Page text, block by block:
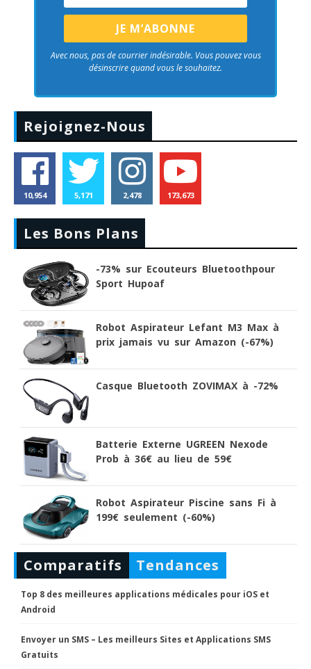
Avec nous, pas de courrier indésirable. Vous pouvez vous
désinscrire quand vous le souhaitez.
Rejoignez-Nous
10,954 5,171 2,478 173,673
Les Bons Plans
-73% sur Ecouteurs Bluetoothpour
Sport Hupoaf
Robot Aspirateur Lefant M3 Max à
prix jamais vu sur Amazon (-67%)
Casque Bluetooth ZOVIMAX à -72%
Batterie Externe UGREEN Nexode
Prob à 36€ au lieu de 59€
Robot Aspirateur Piscine sans Fi à
199€ seulement (-60%)
Comparatifs Tendances
Top 8 des meilleures applications médicales pour iOS et
Android
Envoyer un SMS – Les meilleurs Sites et Applications SMS
Gratuits